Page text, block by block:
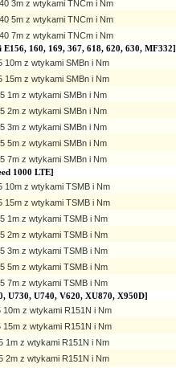
3m z wtykami TNCm i Nm
5m z wtykami TNCm i Nm
7m z wtykami TNCm i Nm
160, 169, 367, 618, 620, 630, MF332]
10m z wtykami SMBn i Nm
15m z wtykami SMBn i Nm
1m z wtykami SMBn i Nm
2m z wtykami SMBn i Nm
3m z wtykami SMBn i Nm
5m z wtykami SMBn i Nm
7m z wtykami SMBn i Nm
1000 LTE]
10m z wtykami TSMB i Nm
15m z wtykami TSMB i Nm
1m z wtykami TSMB i Nm
2m z wtykami TSMB i Nm
3m z wtykami TSMB i Nm
5m z wtykami TSMB i Nm
7m z wtykami TSMB i Nm
U730, U740, V620, XU870, X950D]
10m z wtykami R151N i Nm
15m z wtykami R151N i Nm
1m z wtykami R151N i Nm
2m z wtykami R151N i Nm